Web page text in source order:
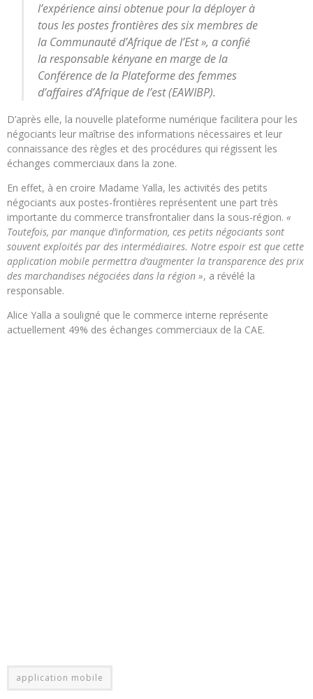
l’expérience ainsi obtenue pour la déployer à
tous les postes frontières des six membres de
la Communauté d’Afrique de l’Est », a confié
la responsable kényane en marge de la
Conférence de la Plateforme des femmes
d’affaires d’Afrique de l’est (EAWIBP).
D’après elle, la nouvelle plateforme numérique facilitera pour les
négociants leur maîtrise des informations nécessaires et leur
connaissance des règles et des procédures qui régissent les
échanges commerciaux dans la zone.
En effet, à en croire Madame Yalla, les activités des petits
négociants aux postes-frontières représentent une part très
importante du commerce transfrontalier dans la sous-région. «
Toutefois, par manque d’information, ces petits négociants sont
souvent exploités par des intermédiaires. Notre espoir est que cette
application mobile permettra d’augmenter la transparence des prix
des marchandises négociées dans la région », a révélé la
responsable.
Alice Yalla a souligné que le commerce interne représente
actuellement 49% des échanges commerciaux de la CAE.
application mobile